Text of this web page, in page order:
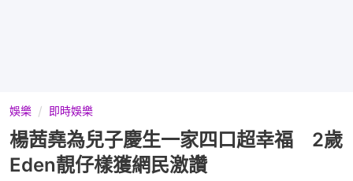
娛樂 即時娛樂
楊茜堯為兒子慶生一家四口超幸福 2歲
Eden靚仔樣獲網民激讚